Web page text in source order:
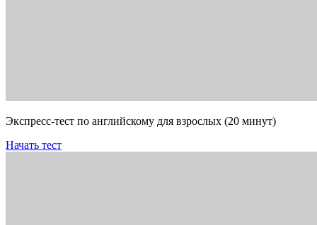
Экспресс-тест по английскому для взрослых (20 минут)
Начать тест